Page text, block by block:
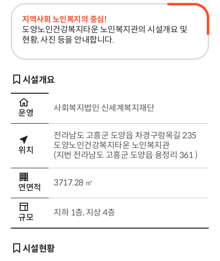
지역사회 노인복지의 중심!
도양노인건강복지타운 노인복지관의 시설개요 및
현황, 사진 등을 안내합니다.
시설개요
운영 사회복지법인 신세계복지재단
위치
전라남도 고흥군 도양읍 차경구렁목길 235
도양노인건강복지타운 노인복지관
(지번 전라남도 고흥군 도양읍 용정리 361 )
연면적 3717.28 ㎡
규모 지하 1층, 지상 4층
시설현황